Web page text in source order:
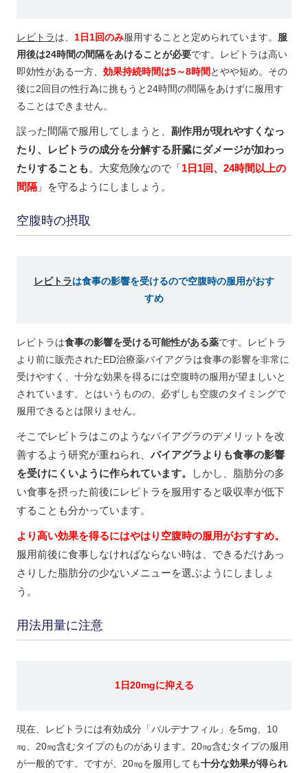
レビトラは、 1日1回のみ服用することと定められています。 服
用後は24時間の間隔をあけることが必要です。レビトラは高い
即効性がある一方、 効果持続時間は5～8時間 とやや短め。その
後に2回目の性行為に挑もうと24時間の間隔をあけずに服用す
ることはできません。
誤った間隔で服用してしまうと、 副作用が現れやすくなっ
たり、レビトラの成分を分解する肝臓にダメージが加わっ
たりすることも。大変危険なので「1日1回、24時間以上の
間隔」を守るようにしましょう。
空腹時の摂取
レビトラは食事の影響を受けるので空腹時の服用がおす
すめ
レビトラは食事の影響を受ける可能性がある薬です。レビトラ
より前に販売されたED治療薬バイアグラは食事の影響を非常に
受けやすく、十分な効果を得るには空腹時の服用が望ましいと
されています。とはいうものの、必ずしも空腹のタイミングで
服用できるとは限りません。
そこでレビトラはこのようなバイアグラのデメリットを改
善するよう研究が重ねられ、 バイアグラよりも食事の影響
を受けにくいように作られています。
しかし、脂肪分の多
い食事を摂った前後にレビトラを服用すると吸収率が低下
することも分かっています。
より高い効果を得るにはやはり空腹時の服用がおすすめ。
服用前後に食事しなければならない時は、できるだけあっ
さりした脂肪分の少ないメニューを選ぶようにしましょ
う。
用法用量に注意
1日20mgに抑える
現在、レビトラには有効成分「バルデナフィル」を5mg、10
㎎、20㎎含むタイプのものがあります。20㎎含むタイプの服用
が一般的です。ですが、20㎎を服用しても十分な効果が得られ